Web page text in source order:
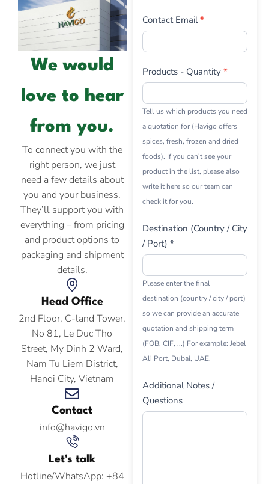
We would
love to hear
from you.
To connect you with the
right person, we just
need a few details about
you and your business.
They’ll support you with
everything – from pricing
and product options to
packaging and shipment
details.
Head Office
2nd Floor, C-land Tower,
No 81, Le Duc Tho
Street, My Dinh 2 Ward,
Nam Tu Liem District,
Hanoi City, Vietnam
Contact
info@havigo.vn
Let's talk
Hotline/WhatsApp: +84
Contact Email*
Products - Quantity *
Tell us which products you need
a quotation for (Havigo offers
spices, fresh, frozen and dried
foods). If you can’t see your
product in the list, please also
write it here so our team can
check it for you.
Destination (Country / City
/ Port) *
Please enter the final
destination (country / city / port)
so we can provide an accurate
quotation and shipping term
(FOB, CIF, ...) For example: Jebel
Ali Port, Dubai, UAE.
Additional Notes /
Questions